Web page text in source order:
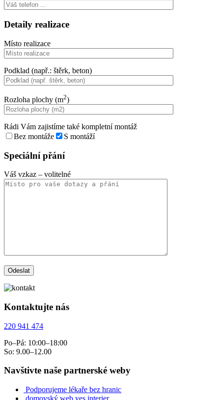
Detaily realizace
Místo realizace
Podklad (např.: štěrk, beton)
Rozloha plochy (m2)
Rádi Vám zajistíme také kompletní montáž
Bez montáže
S montáží
Speciální přání
Váš vzkaz – volitelné
Kontaktujte nás
220 941 474
Po–Pá: 10:00–18:00
So: 9.00–12.00
Navštivte naše partnerské weby
Podporujeme lékaře bez hranic